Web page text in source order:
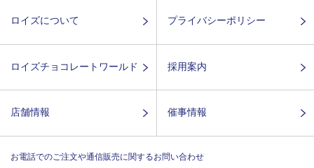
ロイズについて プライバシーポリシー
ロイズチョコレートワールド 採用案内
店舗情報 催事情報
お電話でのご注文や通信販売に関するお問い合わせ